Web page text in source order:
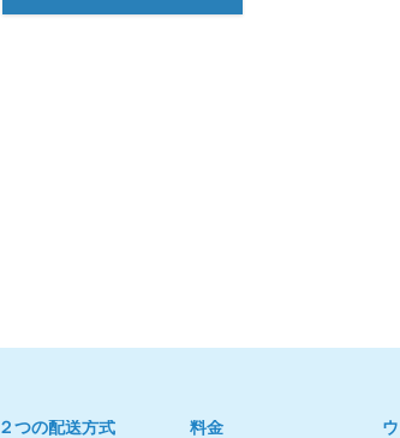
２つの配送方式 料金